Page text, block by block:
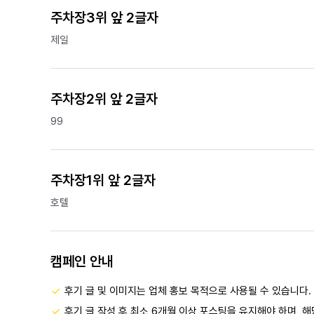
주차장3위 앞 2글자
제일
주차장2위 앞 2글자
99
주차장1위 앞 2글자
호텔
캠페인 안내
후기 글 및 이미지는 업체 홍보 목적으로 사용될 수 있습니다.